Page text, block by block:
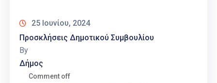
25 Ιουνίου, 2024
Προσκλήσεις Δημοτικού Συμβουλίου
By
Δήμος
Comment off